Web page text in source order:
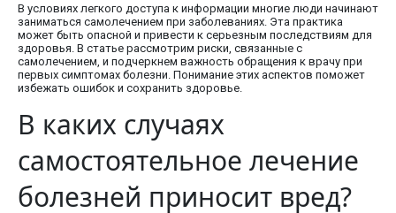
В условиях легкого доступа к информации многие люди начинают
заниматься самолечением при заболеваниях. Эта практика
может быть опасной и привести к серьезным последствиям для
здоровья. В статье рассмотрим риски, связанные с
самолечением, и подчеркнем важность обращения к врачу при
первых симптомах болезни. Понимание этих аспектов поможет
избежать ошибок и сохранить здоровье.
В каких случаях
самостоятельное лечение
болезней приносит вред?